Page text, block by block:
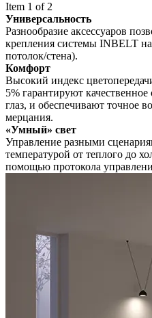
Item 1 of 2
Универсальность
Разнообразие аксессуаров
крепления системы INBELT
потолок/стена).
Комфорт
Высокий индекс
5% гарантируют
глаз, и обеспечивают точное
мерцания.
«Умный» свет
Управление разными
температурой от теплого до
помощью протокола